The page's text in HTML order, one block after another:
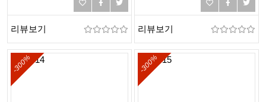
리뷰보기 리뷰보기
-300% -300%